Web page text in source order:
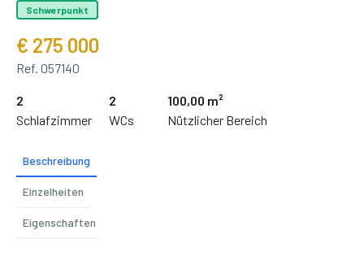
Schwerpunkt
€ 275 000
Ref. 057140
2
Schlafzimmer
2
WCs
100,00 m²
Nützlicher Bereich
Beschreibung
Einzelheiten
Eigenschaften